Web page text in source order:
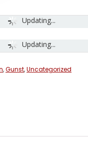
Updating...
Updating...
,Gunst,Uncategorized